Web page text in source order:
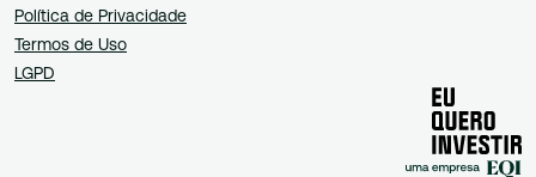
Política de Privacidade
Termos de Uso
LGPD